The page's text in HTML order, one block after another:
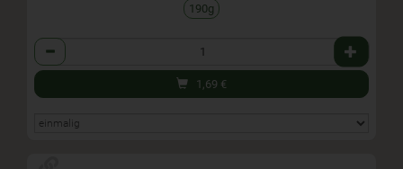
190g
Anzahl
1,69 €